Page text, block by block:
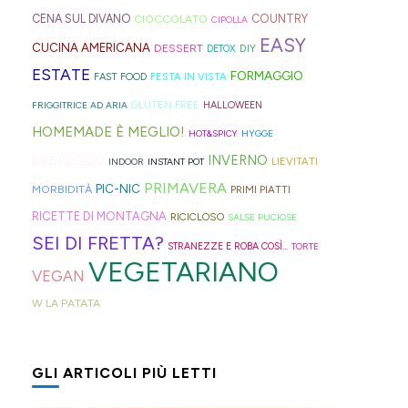
l'ennesima
ricetta
virale
per
il
Hong
Kong
con
la
🍋
alla
mela
che
trovate
spesso
montagna
anche
in
Trentino
⛰️
carrello
della
spesa
le
fette
🛒
fonte
di
ispirazione
per
idee
come
questi
panini
alle
friggitrice
molto:
spugne
tagliate
a
strisce
capelli
(evitate
quelli
in
rischiano
sul
blog,
ne
trovate
davvero
per
venire
incontro
alle
ho
fresche
(il
meteo
almeno
vuole
per
informare
questi
deliziosi
cucchiaio
perfetta
per
queste
ultime
settimane
CENA SUL DIVANO CIOCCOLATO CIPOLLA COUNTRY
CUCINA AMERICANA DESSERT DETOX DIY EASY
ESTATE FAST FOOD FESTA IN VISTA FORMAGGIO
FRIGGITRICE AD ARIA GLUTEN FREE HALLOWEEN
HOMEMADE È MEGLIO! HOT&SPICY HYGGE
INDOOR INSTANT POT INVERNO LIEVITATI
MORBIDITÀ PIC-NIC PRIMAVERA PRIMI PIATTI
RICETTE DI MONTAGNA RICICLOSO SALSE PUCIOSE
SEI DI FRETTA? STRANEZZE E ROBA COSÌ... TORTE
VEGAN VEGETARIANO
W LA PATATA
GLI ARTICOLI PIÙ LETTI